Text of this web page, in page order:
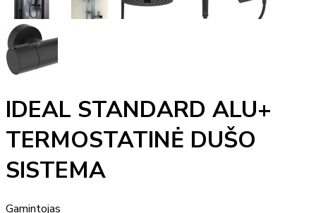
IDEAL STANDARD ALU+
TERMOSTATINĖ DUŠO
SISTEMA
Gamintojas